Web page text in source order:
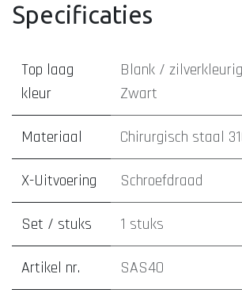
Specificaties
Top laag
kleur
Blank / zilverkleurig
Zwart
Materiaal Chirurgisch staal
X-Uitvoering Schroefdraad
Set / stuks 1 stuks
Artikel nr. SAS40